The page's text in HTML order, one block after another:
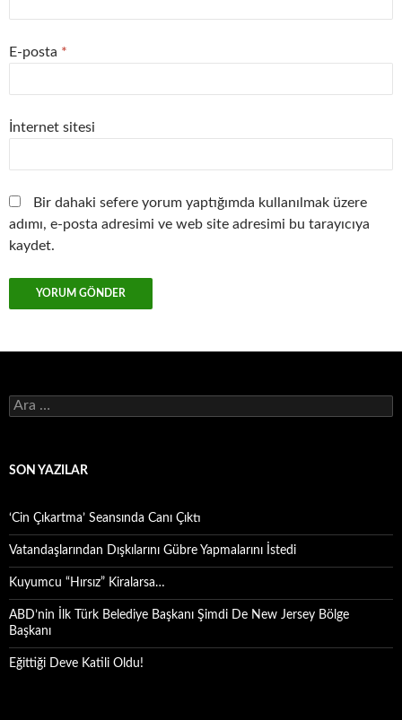
E-posta *
İnternet sitesi
Bir dahaki sefere yorum yaptığımda kullanılmak üzere
adımı, e-posta adresimi ve web site adresimi bu tarayıcıya
kaydet.
Arama:
SON YAZILAR
‘Cin Çıkartma’ Seansında Canı Çıktı
Vatandaşlarından Dışkılarını Gübre Yapmalarını İstedi
Kuyumcu “Hırsız” Kiralarsa…
ABD’nin İlk Türk Belediye Başkanı Şimdi De New Jersey Bölge
Başkanı
Eğittiği Deve Katili Oldu!